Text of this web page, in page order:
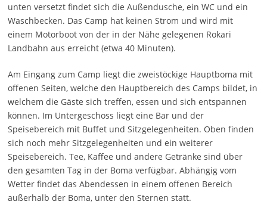
unten versetzt findet sich die Außendusche, ein WC und ein
Waschbecken. Das Camp hat keinen Strom und wird mit
einem Motorboot von der in der Nähe gelegenen Rokari
Landbahn aus erreicht (etwa 40 Minuten).
Am Eingang zum Camp liegt die zweistöckige Hauptboma mit
offenen Seiten, welche den Hauptbereich des Camps bildet, in
welchem die Gäste sich treffen, essen und sich entspannen
können. Im Untergeschoss liegt eine Bar und der
Speisebereich mit Buffet und Sitzgelegenheiten. Oben finden
sich noch mehr Sitzgelegenheiten und ein weiterer
Speisebereich. Tee, Kaffee und andere Getränke sind über
den gesamten Tag in der Boma verfügbar. Abhängig vom
Wetter findet das Abendessen in einem offenen Bereich
außerhalb der Boma, unter den Sternen statt.